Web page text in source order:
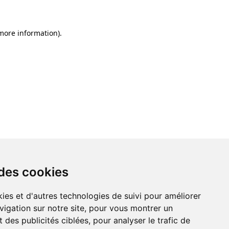
cookies
et d'autres technologies de suivi pour améliorer
sur notre site, pour vous montrer un
des publicités ciblées, pour analyser le trafic de
information).